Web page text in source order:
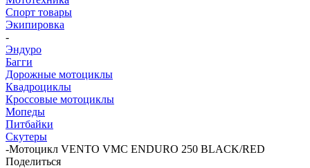
Спорт товары
Экипировка
-
Эндуро
Багги
Дорожные мотоциклы
Квадроциклы
Кроссовые мотоциклы
Мопеды
Питбайки
Скутеры
-Мотоцикл VENTO VMC ENDURO 250 BLACK/RED
Поделиться